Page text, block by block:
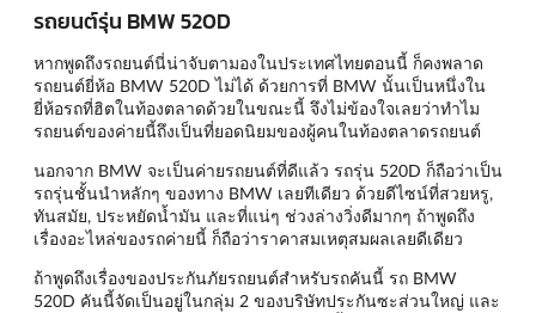
รถยนต์รุ่น BMW 520D
หากพูดถึงรถยนต์นี่น่าจับตามองในประเทศไทยตอนนี้ ก็คงพลาด
รถยนต์ยี่ห้อ BMW 520D ไม่ได้ ด้วยการที่ BMW นั้นเป็นหนึ่งใน
ยี่ห้อรถที่ฮิตในท้องตลาดด้วยในขณะนี้ จึงไม่ข้องใจเลยว่าทำไม
รถยนต์ของค่ายนี้ถึงเป็นที่ยอดนิยมของผู้คนในท้องตลาดรถยนต์
นอกจาก BMW จะเป็นค่ายรถยนต์ที่ดีแล้ว รถรุ่น 520D ก็ถือว่าเป็น
รถรุ่นชั้นนำหลักๆ ของทาง BMW เลยทีเดียว ด้วยดีไซน์ที่สวยหรู,
ทันสมัย, ประหยัดน้ำมัน และที่แน่ๆ ช่วงล่างวิ่งดีมากๆ ถ้าพูดถึง
เรื่องอะไหล่ของรถค่ายนี้ ก็ถือว่าราคาสมเหตุสมผลเลยดีเดียว
ถ้าพูดถึงเรื่องของประกันภัยรถยนต์สำหรับรถคันนี้ รถ BMW
520D คันนี้จัดเป็นอยู่ในกลุ่ม 2 ของบริษัทประกันซะส่วนใหญ่ และ